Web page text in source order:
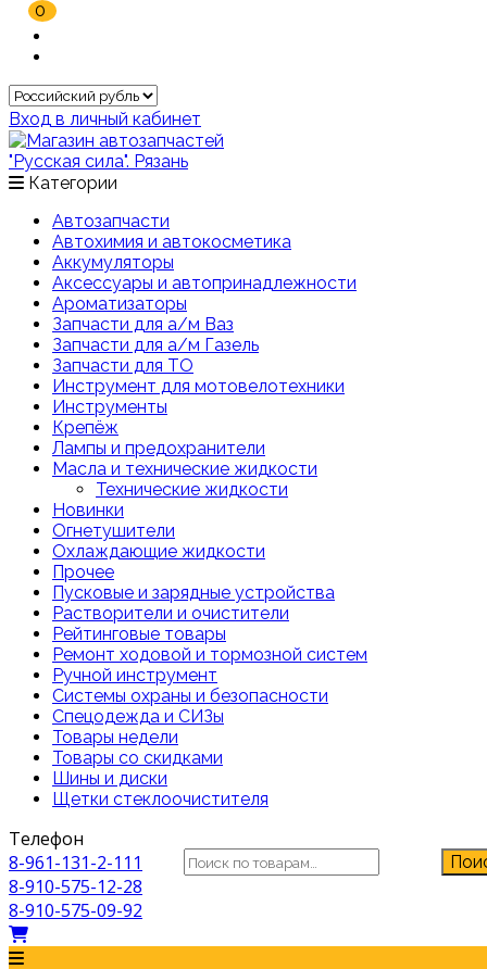
Вход в личный кабинет
Категории
Автозапчасти
Автохимия и автокосметика
Аккумуляторы
Аксессуары и автопринадлежности
Ароматизаторы
Запчасти для а/м Ваз
Запчасти для а/м Газель
Запчасти для ТО
Инструмент для мотовелотехники
Инструменты
Крепёж
Лампы и предохранители
Масла и технические жидкости
Технические жидкости
Новинки
Огнетушители
Охлаждающие жидкости
Прочее
Пусковые и зарядные устройства
Растворители и очистители
Рейтинговые товары
Ремонт ходовой и тормозной систем
Ручной инструмент
Системы охраны и безопасности
Спецодежда и СИЗы
Товары недели
Товары со скидками
Шины и диски
Щетки стеклоочистителя
Искать:
Телефон
8-961-131-2-111
8-910-575-12-28
8-910-575-09-92
0